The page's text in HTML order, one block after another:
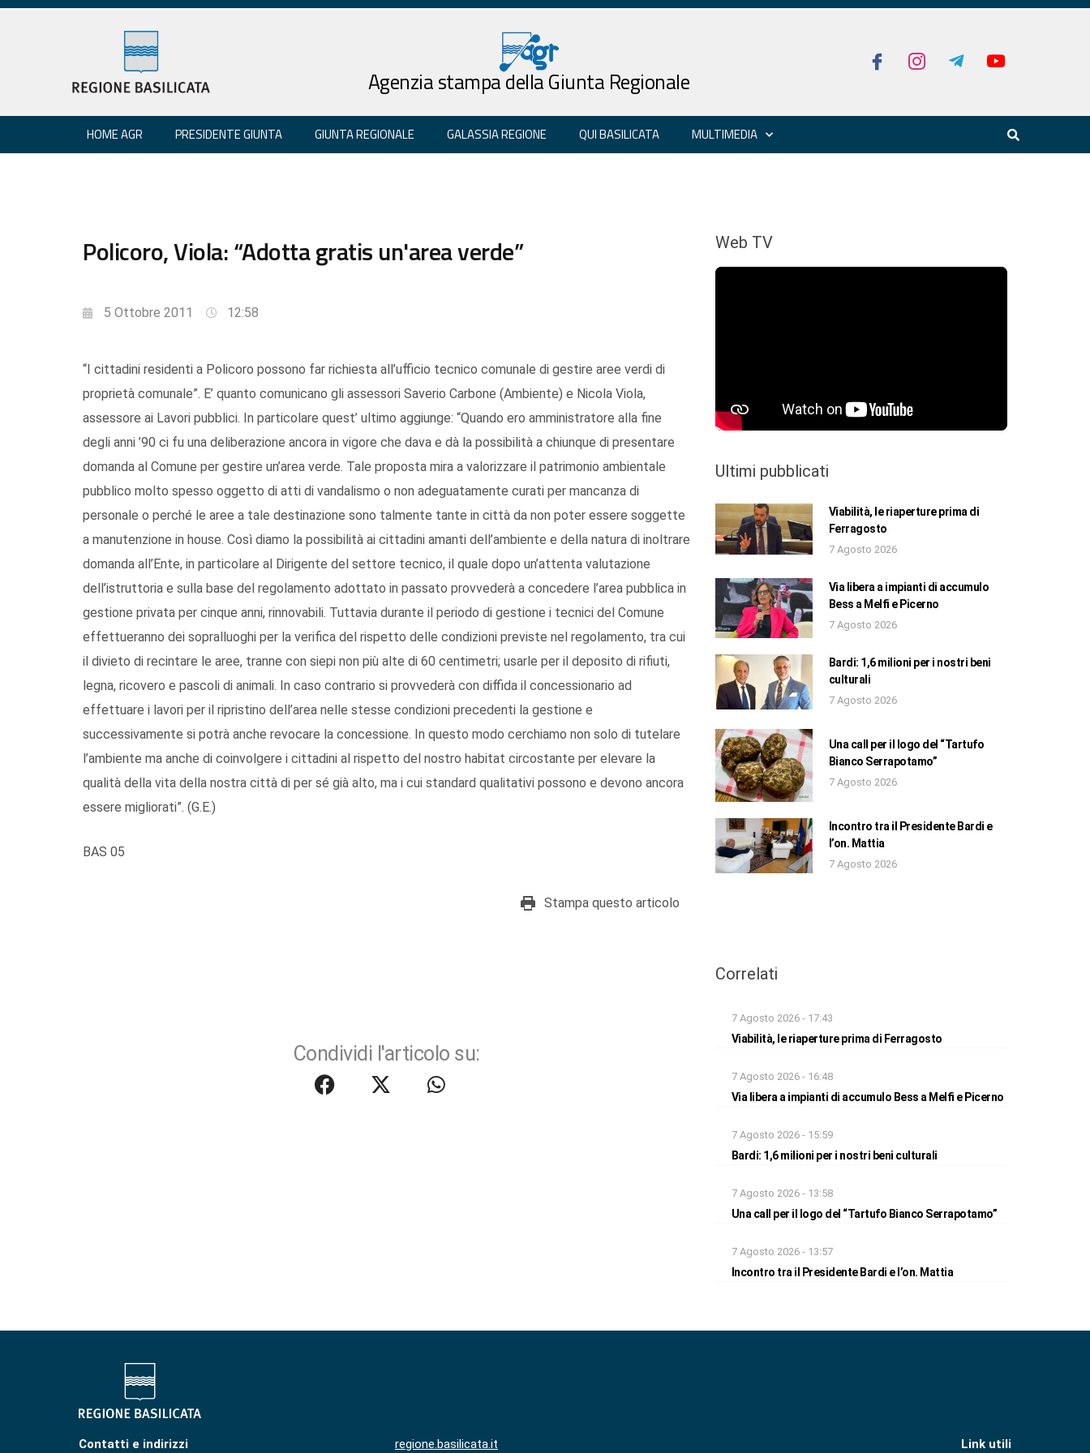
Agenzia stampa della Giunta Regionale
HOME AGR PRESIDENTE GIUNTA GIUNTA REGIONALE GALASSIA REGIONE QUI BASILICATA MULTIMEDIA
Policoro, Viola: “Adotta gratis un'area verde”
5 Ottobre 2011 12:58
“I cittadini residenti a Policoro possono far richiesta all’ufficio tecnico comunale di gestire aree verdi di
proprietà comunale”. E’ quanto comunicano gli assessori Saverio Carbone (Ambiente) e Nicola Viola,
assessore ai Lavori pubblici. In particolare quest’ ultimo aggiunge: “Quando ero amministratore alla fine
degli anni ’90 ci fu una deliberazione ancora in vigore che dava e dà la possibilità a chiunque di presentare
domanda al Comune per gestire un’area verde. Tale proposta mira a valorizzare il patrimonio ambientale
pubblico molto spesso oggetto di atti di vandalismo o non adeguatamente curati per mancanza di
personale o perché le aree a tale destinazione sono talmente tante in città da non poter essere soggette
a manutenzione in house. Così diamo la possibilità ai cittadini amanti dell’ambiente e della natura di inoltrare
domanda all’Ente, in particolare al Dirigente del settore tecnico, il quale dopo un’attenta valutazione
dell’istruttoria e sulla base del regolamento adottato in passato provvederà a concedere l’area pubblica in
gestione privata per cinque anni, rinnovabili. Tuttavia durante il periodo di gestione i tecnici del Comune
effettueranno dei sopralluoghi per la verifica del rispetto delle condizioni previste nel regolamento, tra cui
il divieto di recintare le aree, tranne con siepi non più alte di 60 centimetri; usarle per il deposito di rifiuti,
legna, ricovero e pascoli di animali. In caso contrario si provvederà con diffida il concessionario ad
effettuare i lavori per il ripristino dell’area nelle stesse condizioni precedenti la gestione e
successivamente si potrà anche revocare la concessione. In questo modo cerchiamo non solo di tutelare
l’ambiente ma anche di coinvolgere i cittadini al rispetto del nostro habitat circostante per elevare la
qualità della vita della nostra città di per sé già alto, ma i cui standard qualitativi possono e devono ancora
essere migliorati”. (G.E.)
BAS 05
Stampa questo articolo
Condividi l'articolo su:
Web TV
Ultimi pubblicati
Viabilità, le riaperture prima di
Ferragosto
7 Agosto 2026
Via libera a impianti di accumulo
Bess a Melfi e Picerno
7 Agosto 2026
Bardi: 1,6 milioni per i nostri beni
culturali
7 Agosto 2026
Una call per il logo del “Tartufo
Bianco Serrapotamo”
7 Agosto 2026
Incontro tra il Presidente Bardi e
l’on. Mattia
7 Agosto 2026
Correlati
7 Agosto 2026 - 17:43
Viabilità, le riaperture prima di Ferragosto
7 Agosto 2026 - 16:48
Via libera a impianti di accumulo Bess a Melfi e Picerno
7 Agosto 2026 - 15:59
Bardi: 1,6 milioni per i nostri beni culturali
7 Agosto 2026 - 13:58
Una call per il logo del “Tartufo Bianco Serrapotamo”
7 Agosto 2026 - 13:57
Incontro tra il Presidente Bardi e l’on. Mattia
Contatti e indirizzi regione.basilicata.it Link utili